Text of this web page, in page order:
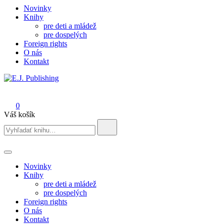
Novinky
Knihy
pre deti a mládež
pre dospelých
Foreign rights
O nás
Kontakt
0
Váš košík
for:
Novinky
Knihy
pre deti a mládež
pre dospelých
Foreign rights
O nás
Kontakt